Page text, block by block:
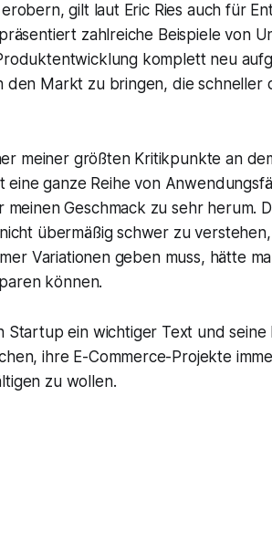
gilt laut Eric Ries auch für
zahlreiche Beispiele von
komplett neu
den Markt zu bringen, die schneller
meiner größten Kritikpunkte an
eine ganze Reihe von
Geschmack zu sehr herum.
übermäßig schwer zu
Variationen geben muss, hätte
können.
Startup ein wichtiger Text und
ihre E-Commerce-Projekte
zu wollen.